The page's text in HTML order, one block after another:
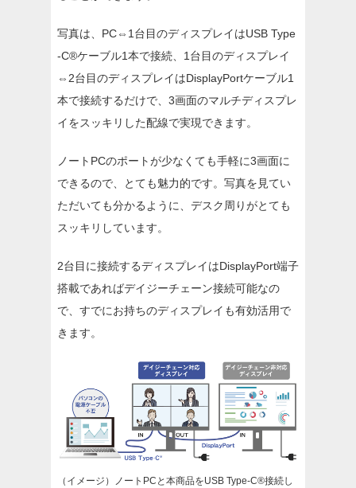
写真は、PC⇔1台目のディスプレイはUSB Type
-C®ケーブル1本で接続、1台目のディスプレイ
⇔2台目のディスプレイはDisplayPortケーブル1
本で接続するだけで、3画面のマルチディスプレ
イをスッキリした配線で実現できます。
ノートPCのポートが少なくても手軽に3画面に
できるので、とても魅力的です。写真を見てい
ただいても分かるように、デスク周りがとても
スッキリしています。
2台目に接続するディスプレイはDisplayPort端子
搭載であればデイジーチェーン接続可能なの
で、すでにお持ちのディスプレイも有効活用で
きます。
（イメージ）ノートPCと本商品をUSB Type-C®接続し